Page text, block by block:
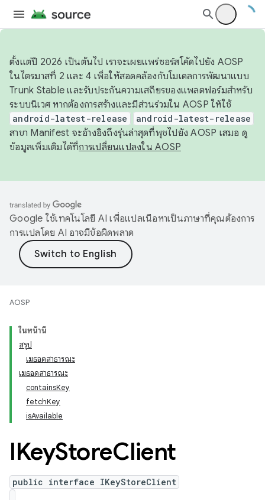
ตั้งแต่ปี 2026 เป็นต้นไป เราจะเผยแพร่ซอร์สโค้ดไปยัง AOSP
ในไตรมาสที่ 2 และ 4 เพื่อให้สอดคล้องกับโมเดลการพัฒนาแบบ
Trunk Stable และรับประกันความเสถียรของแพลตฟอร์มสำหรับ
ระบบนิเวศ หากต้องการสร้างและมีส่วนร่วมใน AOSP ให้ใช้
android-latest-release android-latest-release
สาขา Manifest จะอ้างอิงถึงรุ่นล่าสุดที่พุชไปยัง AOSP เสมอ ดู
ข้อมูลเพิ่มเติมได้ที่การเปลี่ยนแปลงใน AOSP
Google ใช้เทคโนโลยี AI เพื่อแปลเนื้อหาเป็นภาษาที่คุณต้องการ
การแปลโดย AI อาจมีข้อผิดพลาด
AOSP
ในหน้านี้
สรุป
เมธอดสาธารณะ
เมธอดสาธารณะ
containsKey
fetchKey
isAvailable
IKeyStoreClient
public interface IKeyStoreClient